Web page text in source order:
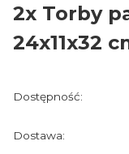
2x Torby
24x11x32
Dostępność:
Dostawa: